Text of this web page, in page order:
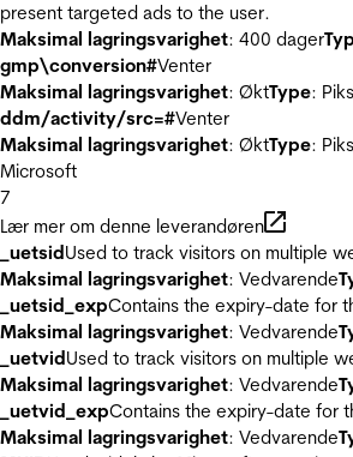
present targeted ads to the user.
Maksimal lagringsvarighet: 400 dager
gmp\conversion#Venter
Maksimal lagringsvarighet: ØktType:
ddm/activity/src=#Venter
Maksimal lagringsvarighet: ØktType:
Microsoft
7
Lær mer om denne leverandøren
_uetsidUsed to track visitors on multiple
Maksimal lagringsvarighet: Vedvarende
_uetsid_expContains the expiry-date for
Maksimal lagringsvarighet: Vedvarende
_uetvidUsed to track visitors on multiple
Maksimal lagringsvarighet: Vedvarende
_uetvid_expContains the expiry-date for
Maksimal lagringsvarighet: Vedvarende